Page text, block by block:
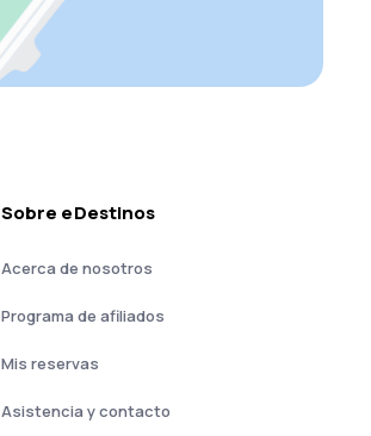
Sobre eDestinos
Acerca de nosotros
Programa de afiliados
Mis reservas
Asistencia y contacto